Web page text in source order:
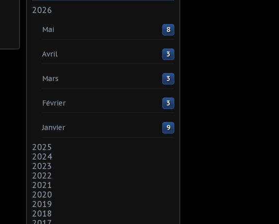
2026
Mai 8
Avril 3
Mars 3
Février 3
Janvier 9
2025
2024
2023
2022
2021
2020
2019
2018